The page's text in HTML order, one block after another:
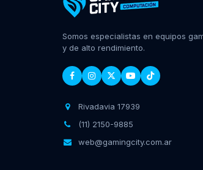
Somos especialistas en equipos
y de alto rendimiento.
Rivadavia 17939
(11) 2150-9885
web@gamingcity.com.ar